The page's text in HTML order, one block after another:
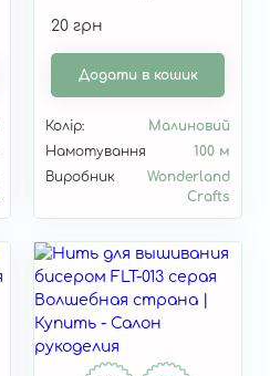
20 грн
Додати в кошик
Колір:
Малиновий
Намотування
100 м
Виробник
Wonderland
Crafts